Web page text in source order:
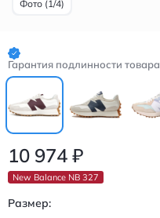
Фото (1/4)
Гарантия подлинности товара
10 974 ₽
New Balance NB 327
Размер: